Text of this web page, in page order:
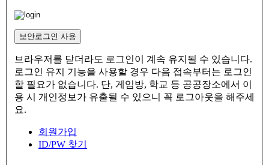
보안로그인 사용
브라우저를 닫더라도 로그인이 계속 유지될 수 있습니다.
로그인 유지 기능을 사용할 경우 다음 접속부터는 로그인
할 필요가 없습니다. 단, 게임방, 학교 등 공공장소에서 이
용 시 개인정보가 유출될 수 있으니 꼭 로그아웃을 해주세
요.
회원가입
ID/PW 찾기